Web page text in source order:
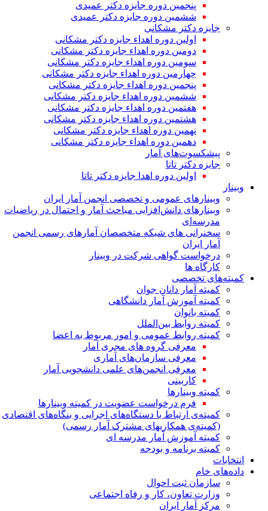
پنجمین دوره جایزه دکتر عمیدی
ششمین دوره جایزه دکتر عمیدی
جایزه دکتر مشکانی
اولین دوره اهداء جایزه دکتر مشکانی
دومین دوره اهداء جایزه دکتر مشکانی
سومین دوره اهداء جایزه دکتر مشکانی
چهارمین دوره اهداء جایزه دکتر مشکانی
پنجمین دوره اهداء جایزه دکتر مشکانی
ششمین دوره اهداء جایزه دکتر مشکانی
هفتمین دوره اهداء جایزه دکتر مشکانی
هشتمین دوره اهداء جایزه دکتر مشکانی
نهمین دوره اهداء جایزه دکتر مشکانی
دهمین دوره اهداء جایزه دکتر مشکانی
پیشکسوت‌های آمار
جایزه دکتر تاتا
اولین دوره اهدا جایزه دکتر تاتا
وبینار
وبینارهای عمومی و تخصصی انجمن آمار ایران
وبینارهای دانش‌افزایی مباحث آمار و احتمال در ریاضیات
مدرسه‌ای
سخنرانی های شبکه متخصصان آمارهای رسمی انجمن
آمار ایران
درخواست گواهی شرکت در وبینار
کارگاه ها
کمیته‌های تخصصی
کمیته آمار دانان جوان
کمیته آموزش آمار دانشگاهی
کمیته بانوان
کمیته روابط بین‌الملل
کمیته روابط عمومی و امور مربوط به اعضا
معرفی گروه های مجری آمار
معرفی سازمان‌های آماری
معرفی انجمن‌های علمی دانشجویی آمار
کاربینی
کمیته وبینارها
فرم درخواست عضویت در کمیته وبینارها
کمیته‌ی ارتباط با دستگاه‌های اجرایی و بنگاه‌های اقتصادی
(کمیته‌ی همکاریهای مشترک آمار رسمی)
کمیته آموزش آمار مدرسه ای
کمیته برنامه و بودجه
انتخابات
داده‌های خام
سازمان ثبت احوال
وزارت تعاون، کار و رفاه اجتماعی
مرکز آمار ایران